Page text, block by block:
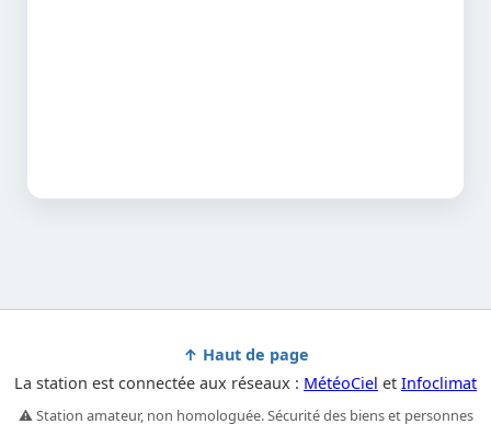
↑ Haut de page
La station est connectée aux réseaux : MétéoCiel et Infoclimat
⚠️ Station amateur, non homologuée. Sécurité des biens et personnes